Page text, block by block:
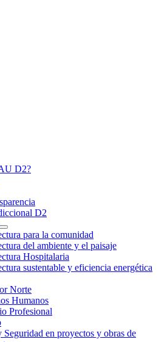
D2?
D2
para la comunidad
del ambiente y el paisaje
Hospitalaria
sustentable y eficiencia energética
Norte
Humanos
Profesional
Seguridad en proyectos y obras de